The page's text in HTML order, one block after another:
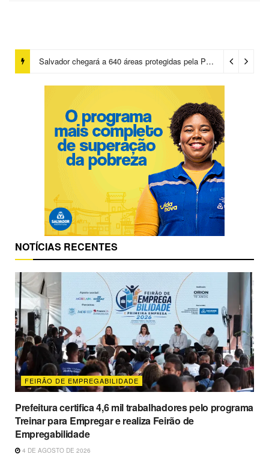
Flávio Dino autoriza abertura de dois novos inquéritos da PF envolvendo Lulinha
NOTÍCIAS RECENTES
FEIRÃO DE EMPREGABILIDADE
Prefeitura certifica 4,6 mil trabalhadores pelo programa
Treinar para Empregar e realiza Feirão de
Empregabilidade
4 DE AGOSTO DE 2026